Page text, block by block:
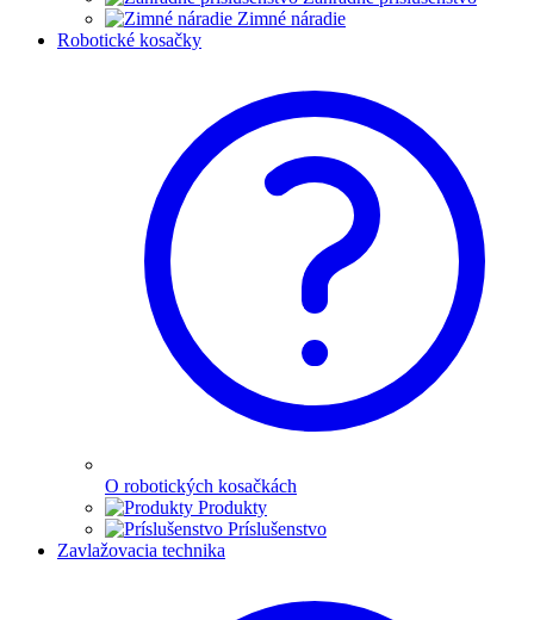
Zimné náradie
Robotické kosačky
O robotických kosačkách
Produkty
Príslušenstvo
Zavlažovacia technika